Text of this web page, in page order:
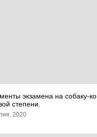
экзамена на собаку-
степени.
2020